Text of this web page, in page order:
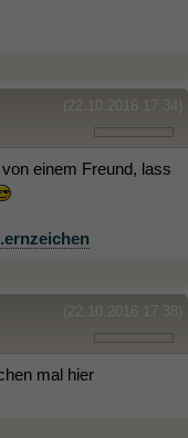
(22.10.2016 17:34)
einem Freund, lass
(22.10.2016 17:38)
mal hier